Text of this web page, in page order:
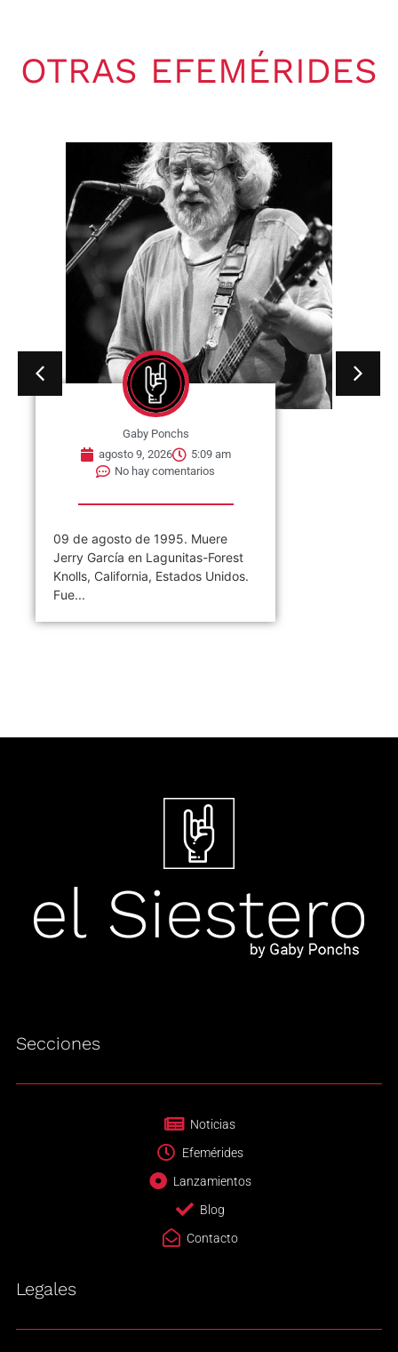
OTRAS EFEMÉRIDES
Gaby Ponchs
agosto 9, 2026
5:09 am
No hay comentarios
09 de agosto de 1995. Muere
Jerry García en Lagunitas-Forest
Knolls, California, Estados Unidos.
Fue...
Secciones
Noticias
Efemérides
Lanzamientos
Blog
Contacto
Legales